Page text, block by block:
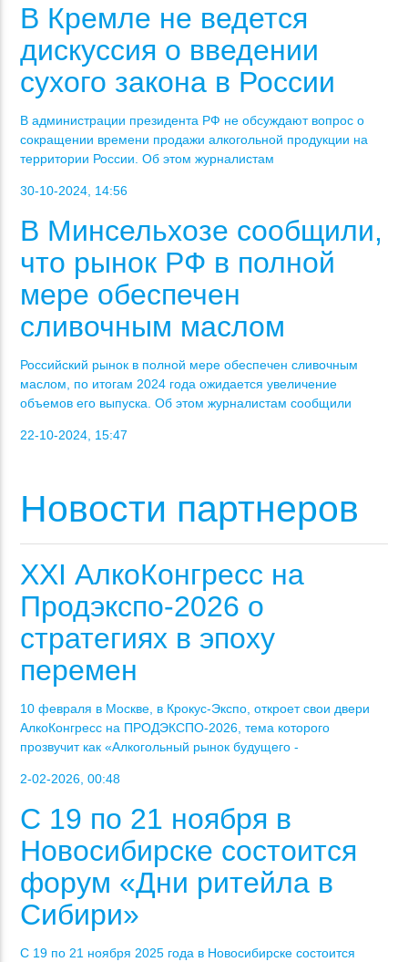
В Кремле не ведется
дискуссия о введении
сухого закона в России
В администрации президента РФ не обсуждают вопрос о
сокращении времени продажи алкогольной продукции на
территории России. Об этом журналистам
30-10-2024, 14:56
В Минсельхозе сообщили,
что рынок РФ в полной
мере обеспечен
сливочным маслом
Российский рынок в полной мере обеспечен сливочным
маслом, по итогам 2024 года ожидается увеличение
объемов его выпуска. Об этом журналистам сообщили
22-10-2024, 15:47
Новости партнеров
XXI АлкоКонгресс на
Продэкспо-2026 о
стратегиях в эпоху
перемен
10 февраля в Москве, в Крокус-Экспо, откроет свои двери
АлкоКонгресс на ПРОДЭКСПО-2026, тема которого
прозвучит как «Алкогольный рынок будущего -
2-02-2026, 00:48
С 19 по 21 ноября в
Новосибирске состоится
форум «Дни ритейла в
Сибири»
С 19 по 21 ноября 2025 года в Новосибирске состоится